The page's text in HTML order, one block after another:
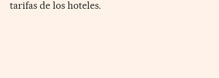
tarifas de los hoteles.